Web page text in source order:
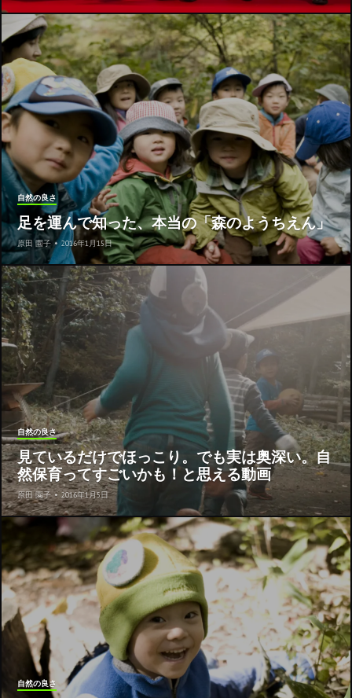
自然の良さ
足を運んで知った、本当の「森のようちえん」
原田 園子 • 2016年1月15日
自然の良さ
見ているだけでほっこり。でも実は奥深い。自
然保育ってすごいかも！と思える動画
原田 園子 • 2016年1月5日
自然の良さ